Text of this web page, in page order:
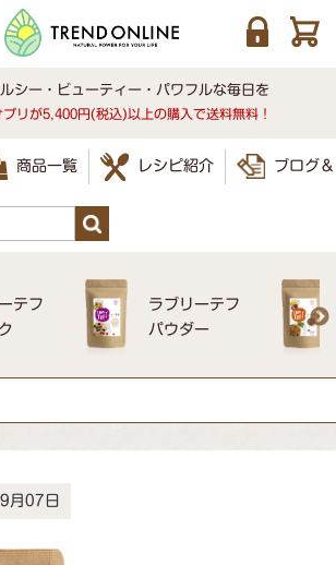
シー・ビューティー・パワフルな毎日を
プリが5,400円(税込)以上の購入で送料無料！
商品一覧 レシピ紹介 ブログ
テフ
ラブリーテフ
パウダー
月07日